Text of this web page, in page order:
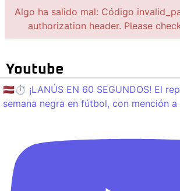
Algo ha salido mal: Código
authorization header. Please
Youtube
🇱🇻⏱️ ¡LANÚS EN 60 SEGUNDOS! El
semana negra en fútbol, con mención a